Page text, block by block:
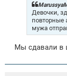
Девочки,
повторные
мужа
Мы сдавали в